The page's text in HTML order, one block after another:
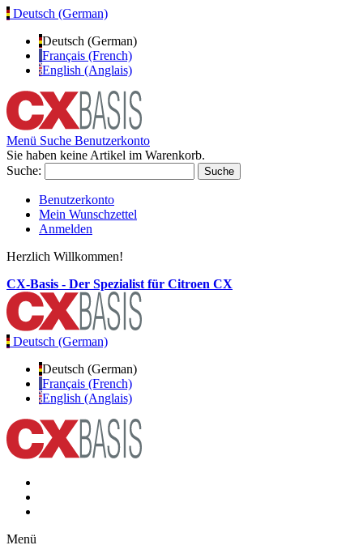
Deutsch (German)
Deutsch (German)
Français (French)
English (Anglais)
Menü Suche Benutzerkonto
Sie haben keine Artikel im Warenkorb.
Suche:
Suche
Benutzerkonto
Mein Wunschzettel
Anmelden
Herzlich Willkommen!
CX-Basis - Der Spezialist für Citroen CX
Deutsch (German)
Deutsch (German)
Français (French)
English (Anglais)
Menü